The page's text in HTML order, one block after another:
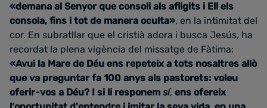
«demana al Senyor que consoli als afligits i Ell els
consola, fins i tot de manera oculta», en la intimitat del
cor. En subratllar que el cristià adora i busca Jesús, ha
recordat la plena vigència del missatge de Fàtima:
«Avui la Mare de Déu ens repeteix a tots nosaltres allò
que va preguntar fa 100 anys als pastorets: voleu
oferir-vos a Déu? I si li responem sí, ens ofereix